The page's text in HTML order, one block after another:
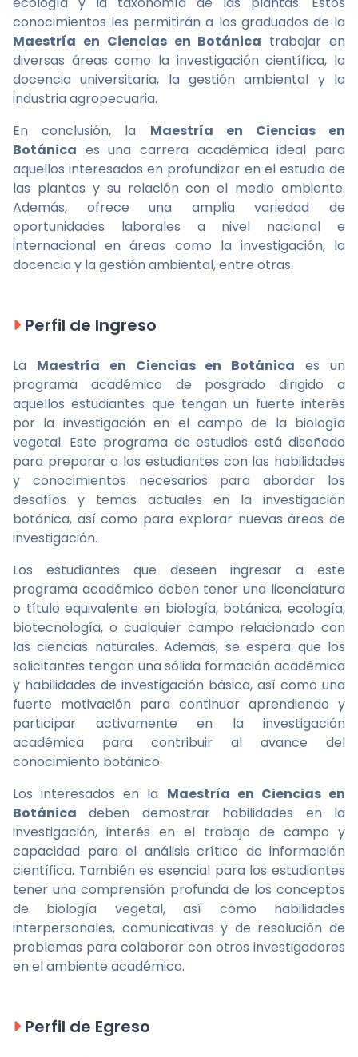
conocimientos les permitirán a los graduados de la
Maestría en Ciencias en Botánica trabajar en
diversas áreas como la investigación científica, la
docencia universitaria, la gestión ambiental y la
industria agropecuaria.
En conclusión, la Maestría en Ciencias en
Botánica es una carrera académica ideal para
aquellos interesados en profundizar en el estudio de
las plantas y su relación con el medio ambiente.
Además, ofrece una amplia variedad de
oportunidades laborales a nivel nacional e
internacional en áreas como la investigación, la
docencia y la gestión ambiental, entre otras.
Perfil de Ingreso
La Maestría en Ciencias en Botánica es un
programa académico de posgrado dirigido a
aquellos estudiantes que tengan un fuerte interés
por la investigación en el campo de la biología
vegetal. Este programa de estudios está diseñado
para preparar a los estudiantes con las habilidades
y conocimientos necesarios para abordar los
desafíos y temas actuales en la investigación
botánica, así como para explorar nuevas áreas de
investigación.
Los estudiantes que deseen ingresar a este
programa académico deben tener una licenciatura
o título equivalente en biología, botánica, ecología,
biotecnología, o cualquier campo relacionado con
las ciencias naturales. Además, se espera que los
solicitantes tengan una sólida formación académica
y habilidades de investigación básica, así como una
fuerte motivación para continuar aprendiendo y
participar activamente en la investigación
académica para contribuir al avance del
conocimiento botánico.
Los interesados en la Maestría en Ciencias en
Botánica deben demostrar habilidades en la
investigación, interés en el trabajo de campo y
capacidad para el análisis crítico de información
científica. También es esencial para los estudiantes
tener una comprensión profunda de los conceptos
de biología vegetal, así como habilidades
interpersonales, comunicativas y de resolución de
problemas para colaborar con otros investigadores
en el ambiente académico.
Perfil de Egreso